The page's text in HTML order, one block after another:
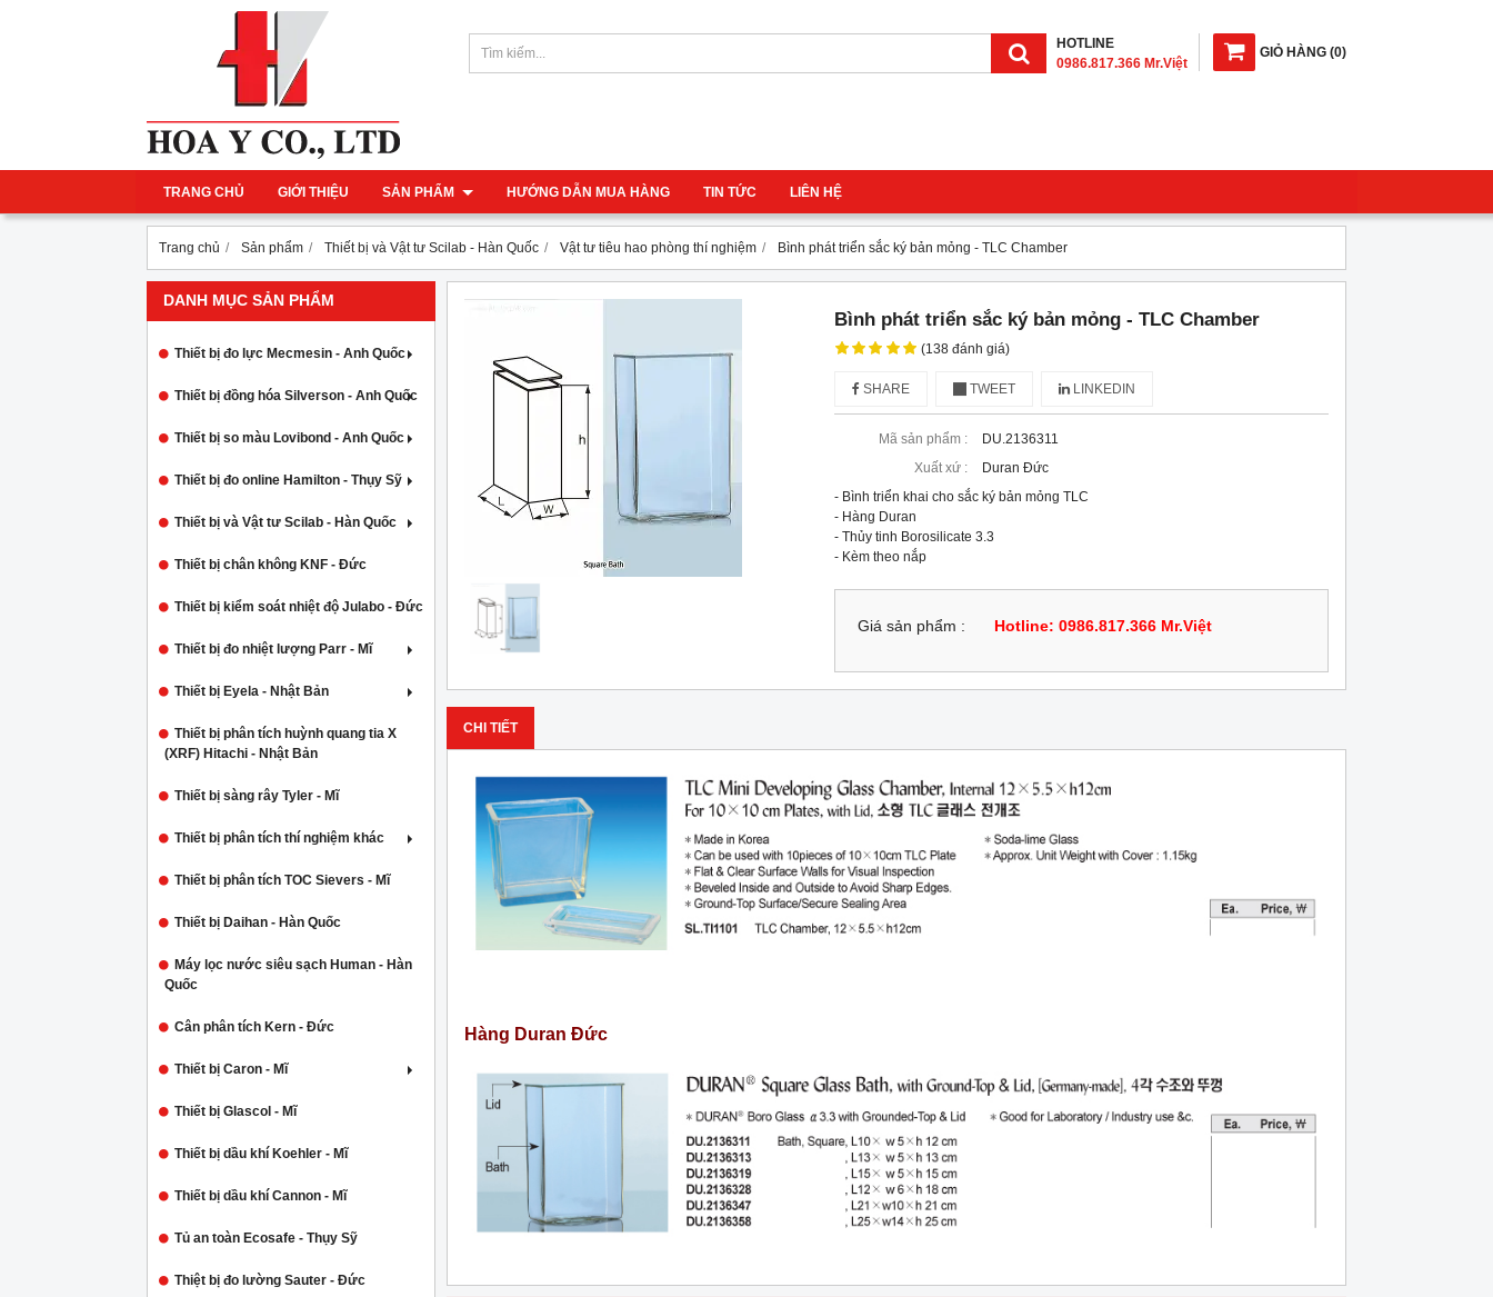
GIỎ HÀNG (0)
HOTLINE
0986.817.366 Mr.Việt
TRANG CHỦ GIỚI THIỆU SẢN PHẨM HƯỚNG DẪN MUA HÀNG TIN TỨC LIÊN HỆ
Trang chủ Sản phẩm Thiết bị và Vật tư Scilab - Hàn Quốc Vật tư tiêu hao phòng thí nghiệm Bình phát triển sắc ký bản mỏng - TLC Chamber
DANH MỤC SẢN PHẨM
Thiết bị đo lực Mecmesin - Anh Quốc
Thiết bị đồng hóa Silverson - Anh Quốc
Thiết bị so màu Lovibond - Anh Quốc
Thiết bị đo online Hamilton - Thụy Sỹ
Thiết bị và Vật tư Scilab - Hàn Quốc
Thiết bị chân không KNF - Đức
Thiết bị kiểm soát nhiệt độ Julabo - Đức
Thiết bị đo nhiệt lượng Parr - Mĩ
Thiết bị Eyela - Nhật Bản
Thiết bị phân tích huỳnh quang tia X
(XRF) Hitachi - Nhật Bản
Thiết bị sàng rây Tyler - Mĩ
Thiết bị phân tích thí nghiệm khác
Thiết bị phân tích TOC Sievers - Mĩ
Thiết bị Daihan - Hàn Quốc
Máy lọc nước siêu sạch Human - Hàn
Quốc
Cân phân tích Kern - Đức
Thiết bị Caron - Mĩ
Thiết bị Glascol - Mĩ
Thiết bị dầu khí Koehler - Mĩ
Thiết bị dầu khí Cannon - Mĩ
Tủ an toàn Ecosafe - Thụy Sỹ
Thiệt bị đo lường Sauter - Đức
Bình phát triển sắc ký bản mỏng - TLC Chamber
(138 đánh giá)
SHARE TWEET LINKEDIN
Mã sản phẩm :
DU.2136311
Xuất xứ :
Duran Đức
- Bình triển khai cho sắc ký bản mỏng TLC
- Hàng Duran
- Thủy tinh Borosilicate 3.3
- Kèm theo nắp
Giá sản phẩm : Hotline: 0986.817.366 Mr.Việt
CHI TIẾT
Hàng Duran Đức